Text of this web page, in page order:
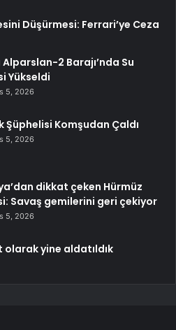
Düşürmesi: Ferrari’ye Ceza
Alparslan-2 Barajı’nda Su
Yükseldi
5, 2026
Şüphelisi Komşudan Çaldı
5, 2026
dikkat çeken Hürmüz
Savaş gemilerini geri çekiyor
5, 2026
olarak yine aldatıldık